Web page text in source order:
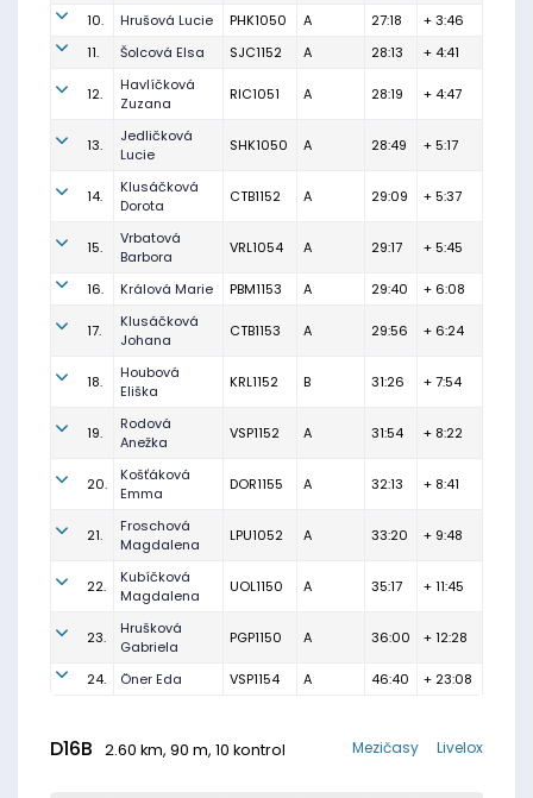
10. Hrušová Lucie PHK1050 A 27:18
+ 3:46
11.
Šolcová Elsa SJC1152 A 28:13 + 4:41
12.
Havlíčková
Zuzana
RIC1051 A 28:19 + 4:47
13.
Jedličková
Lucie
SHK1050 A 28:49 + 5:17
14.
Klusáčková
Dorota
CTB1152 A 29:09 + 5:37
15.
Vrbatová
Barbora
VRL1054 A 29:17 + 5:45
16. Králová Marie PBM1153 A 29:40 + 6:08
17.
Klusáčková
Johana
CTB1153 A 29:56 + 6:24
18.
Houbová
Eliška
KRL1152 B 31:26 + 7:54
19.
Rodová
Anežka
VSP1152 A 31:54 + 8:22
20.
Košťáková
Emma
DOR1155 A 32:13 + 8:41
21.
Froschová
Magdalena
LPU1052 A 33:20 + 9:48
22.
Kubíčková
Magdalena
UOL1150 A 35:17 + 11:45
23.
Hrušková
Gabriela
PGP1150 A 36:00 + 12:28
24. Öner Eda VSP1154 A 46:40 + 23:08
D16B 2.60 km, 90 m, 10 kontrol Livelox
Mezičasy